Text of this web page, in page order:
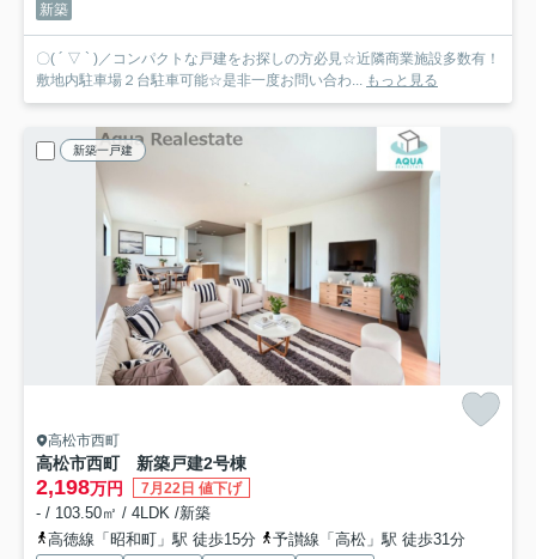
新築
〇( ´ ▽ ` )／コンパクトな戸建をお探しの方必見☆近隣商業施設多数有！
敷地内駐車場２台駐車可能☆是非一度お問い合わ... もっと見る
新築一戸建
高松市西町
高松市西町 新築戸建2号棟
2,198万円 7月22日 値下げ
- / 103.50㎡ / 4LDK /新築
高徳線「昭和町」駅 徒歩15分
予讃線「高松」駅 徒歩31分